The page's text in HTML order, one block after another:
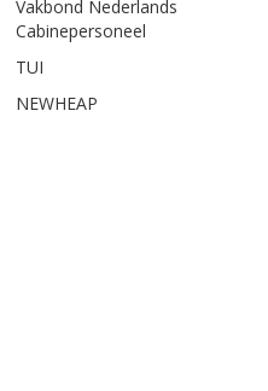
Vakbond Nederlands
Cabinepersoneel
TUI
NEWHEAP